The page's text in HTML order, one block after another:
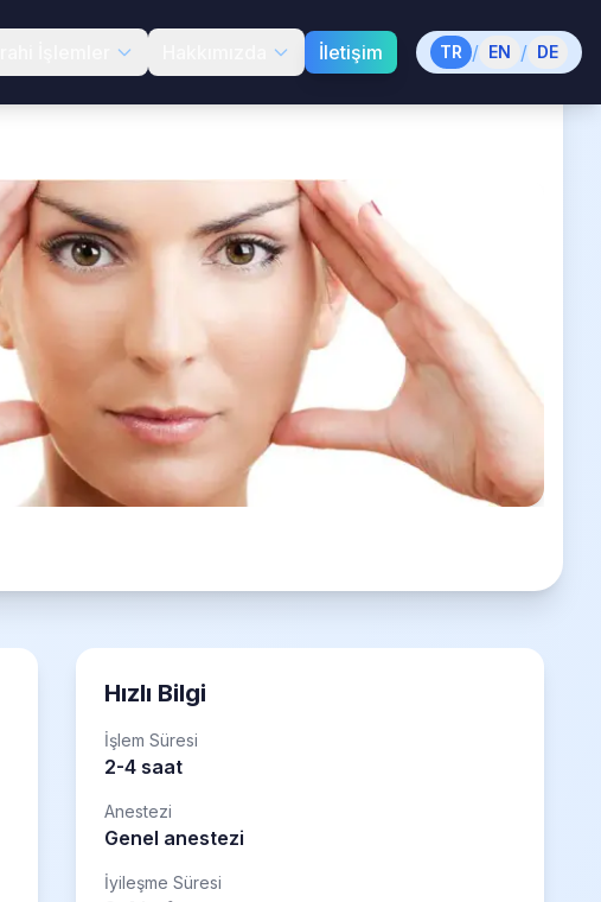
İletişim TR / EN / DE
Hızlı Bilgi
İşlem Süresi
2-4 saat
Anestezi
Genel anestezi
İyileşme Süresi